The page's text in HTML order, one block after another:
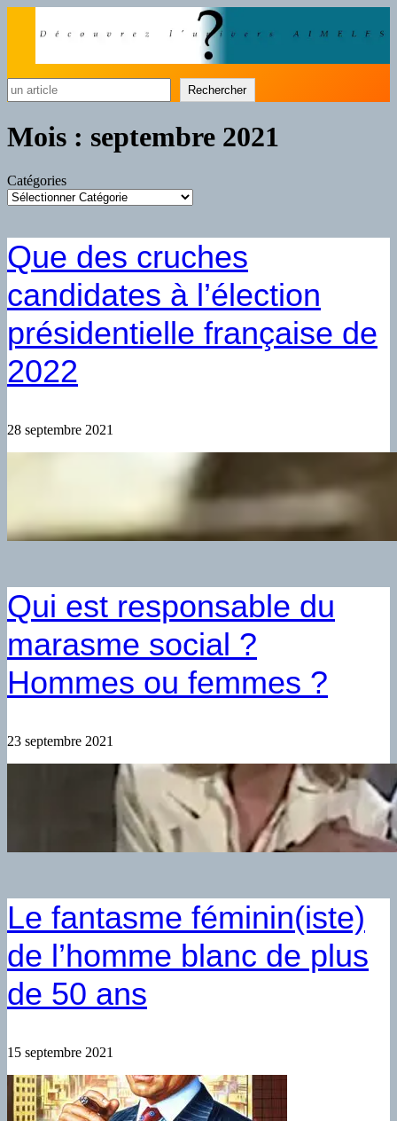
Rechercher
Mois : septembre 2021
Catégories
Que des cruches
candidates à l’élection
présidentielle française de
2022
28 septembre 2021
Qui est responsable du
marasme social ?
Hommes ou femmes ?
23 septembre 2021
Le fantasme féminin(iste)
de l’homme blanc de plus
de 50 ans
15 septembre 2021